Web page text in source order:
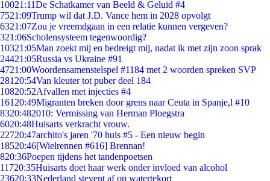
10021:11De Schatkamer van Beeld & Geluid #4
7521:09Trump wil dat J.D. Vance hem in 2028 opvolgt
6321:07Zou je vreemdgaan in een relatie kunnen vergeven?
321:06Scholensysteem tegenwoordig?
10321:05Man zoekt mij en bedreigt mij, nadat ik met zijn zoon sprak
24421:05Russia vs Ukraine #91
4721:00Woordensamenstelspel #1184 met 2 woorden spreken SVP
281 20:54Van kleuter tot puber deel 184
10820:52Afvallen met injecties #4
161 20:49Migranten breken door grens naar Ceuta in Spanje,l #10
8320:482010: Vermissing van Herman Ploegstra
6020:48Huisarts verkracht vrouw.
22720:47archito's jaren '70 huis #5 - Een nieuw begin
18520:46[Wielrennen #616] Brennan!
820:36Poepen tijdens het tandenpoetsen
11720:35Huisarts doet haar werk onder invloed van alcohol
23620:33Nederland stevent af op watertekort